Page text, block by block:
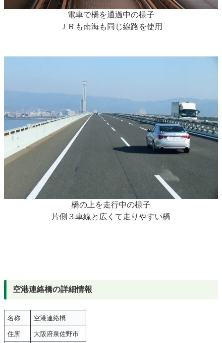
電車で橋を通過中の様子
ＪＲも南海も同じ線路を使用
橋の上を走行中の様子
片側３車線と広くて走りやすい橋
空港連絡橋の詳細情報
名称 空港連絡橋
住所 大阪府泉佐野市